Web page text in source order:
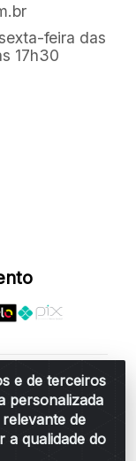
e de terceiros
personalizada
de
a qualidade do
feira das
17h30
- R: Rua
876 - Santa
166 - CNPJ